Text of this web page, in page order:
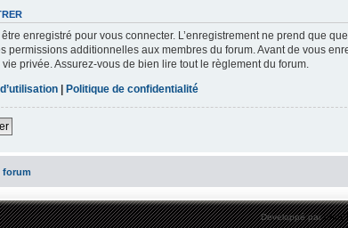
enregistré pour vous connecter. L’enregistrement ne prend que
permissions additionnelles aux membres du forum. Avant de vous
privée. Assurez-vous de bien lire tout le règlement du forum.
| Politique de confidentialité
forum
Développé par